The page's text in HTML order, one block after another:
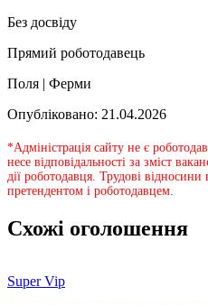
Без досвіду
Прямий роботодавець
Поля | Ферми
Опубліковано: 21.04.2026
*Адміністрація сайту не є
несе відповідальності за зміст
дії роботодавця. Трудові
претендентом і роботодавцем.
Схожі оголошення
Super Vip